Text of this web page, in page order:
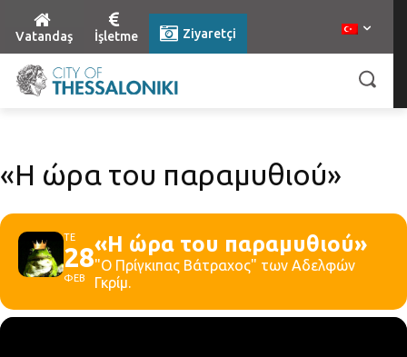
Vatandaş İşletme Ziyaretçi
«Η ώρα του παραμυθιού»
ΤΕ
28
ΦΕΒ
«Η ώρα του παραμυθιού»
"Ο Πρίγκιπας Βάτραχος" των Αδελφών
Γκρίμ.